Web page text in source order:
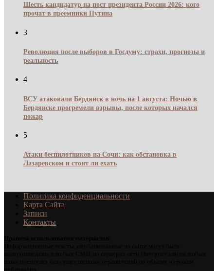
Шесть кандидатур на пост президента России 2026: кого
прочат в преемники Путина
3
Революция после выборов в Госдуму: страхи, прогнозы и
реальность
4
ВСУ атаковали Бердянск в ночь на 1 августа: Ночью в
Бердянске прогремели взрывы, после которых начался
пожар
5
Атаки беспилотников на Сочи: как обстановка в
Лазаревском и стоит ли ехать
Политика конфиденциальности
Карта Сайта
Записи
Контакты